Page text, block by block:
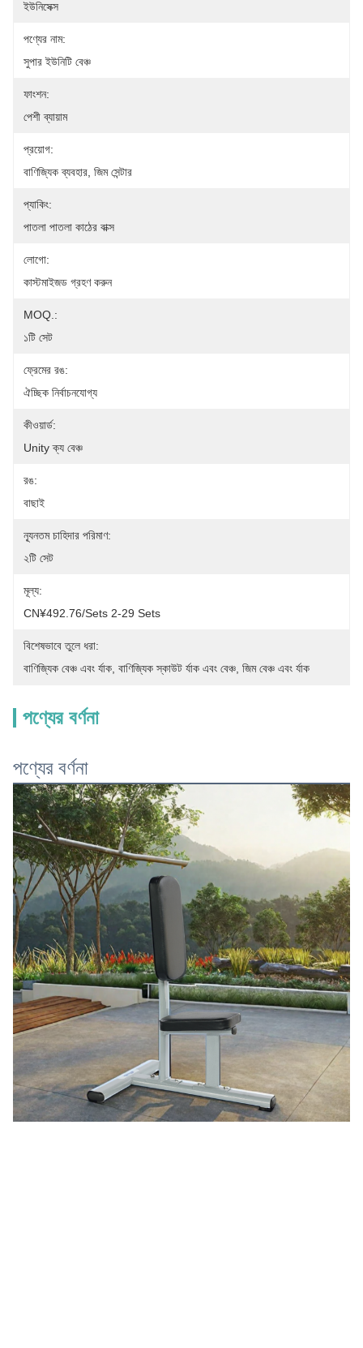
ইউনিসেক্স
পণ্যের নাম:
সুপার ইউনিটি বেঞ্চ
ফাংশন:
পেশী ব্যায়াম
প্রয়োগ:
বাণিজ্যিক ব্যবহার, জিম সেন্টার
প্যাকিং:
পাতলা পাতলা কাঠের বাক্স
লোগো:
কাস্টমাইজড গ্রহণ করুন
MOQ.:
১টি সেট
ফ্রেমের রঙ:
ঐচ্ছিক নির্বাচনযোগ্য
কীওয়ার্ড:
Unity ক্য বেঞ্চ
রঙ:
বাছাই
ন্যূনতম চাহিদার পরিমাণ:
২টি সেট
মূল্য:
CN¥492.76/sets 2-29 Sets
বিশেষভাবে তুলে ধরা:
বাণিজ্যিক বেঞ্চ এবং র্যাক বাণিজ্যিক স্কাউট র্যাক এবং বেঞ্চ জিম বেঞ্চ এবং র্যাক
পণ্যের বর্ণনা
পণ্যের বর্ণনা